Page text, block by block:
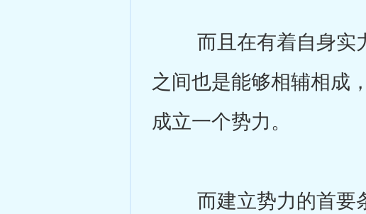
而且在有着自身实力
之间也是能够相辅相成
成立一个势力。
而建立势力的首要条